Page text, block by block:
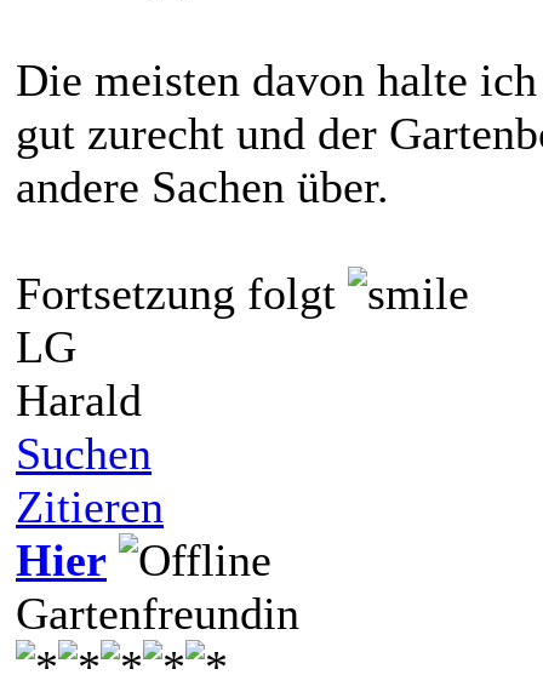
Die meisten davon halte
gut zurecht und der
andere Sachen über.
Fortsetzung folgt
LG
Harald
Suchen
Zitieren
Hier
Gartenfreundin